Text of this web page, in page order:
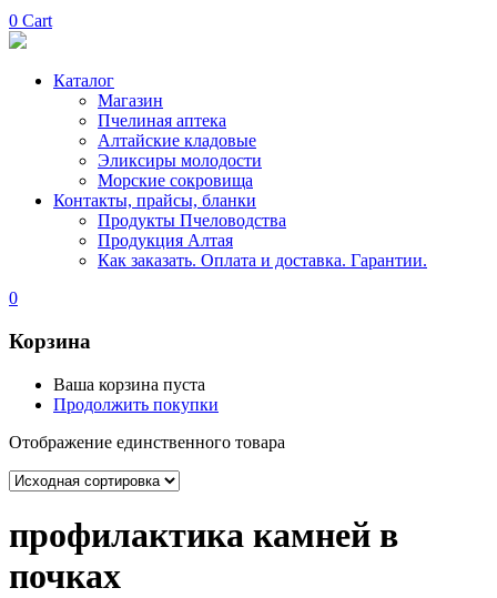
0 Cart
Каталог
Магазин
Пчелиная аптека
Алтайские кладовые
Эликсиры молодости
Морские сокровища
Контакты, прайсы, бланки
Продукты Пчеловодства
Продукция Алтая
Как заказать. Оплата и доставка. Гарантии.
0
Корзина
Ваша корзина пуста
Продолжить покупки
Отображение единственного товара
профилактика камней в
почках